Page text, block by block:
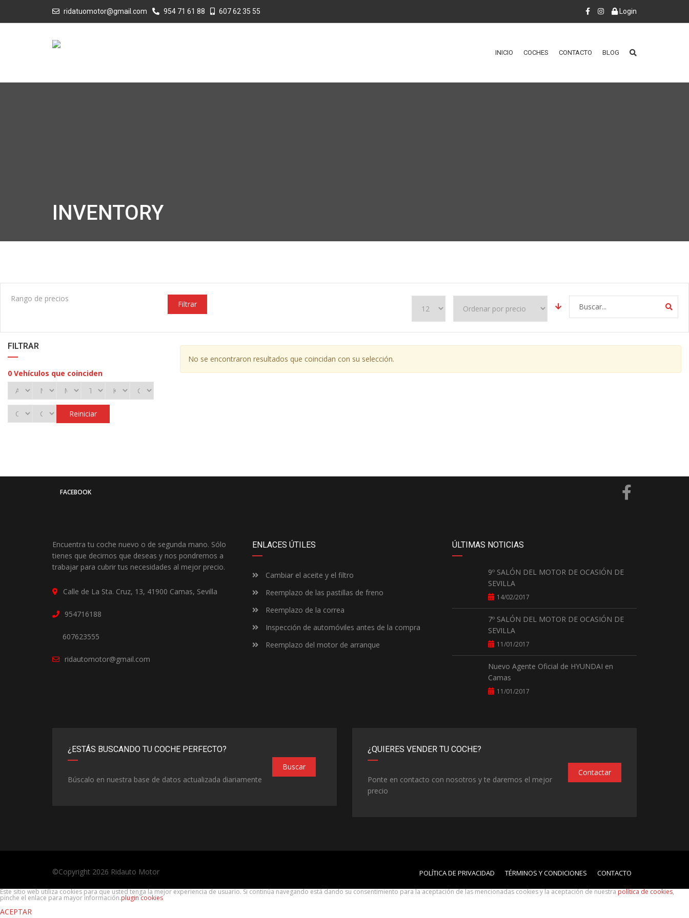
ridatuomotor@gmail.com 954 71 61 88 607 62 35 55 Login
INICIO COCHES CONTACTO BLOG
INVENTORY
Rango de precios
Filtrar
FILTRAR
0 Vehículos que coinciden
Reiniciar
No se encontraron resultados que coincidan con su selección.
FACEBOOK
Encuentra tu coche nuevo o de segunda mano. Sólo
tienes que decirnos que deseas y nos pondremos a
trabajar para cubrir tus necesidades al mejor precio.
Calle de La Sta. Cruz, 13, 41900 Camas, Sevilla
954716188
607623555
ridautomotor@gmail.com
ENLACES ÚTILES
Cambiar el aceite y el filtro
Reemplazo de las pastillas de freno
Reemplazo de la correa
Inspección de automóviles antes de la compra
Reemplazo del motor de arranque
ÚLTIMAS NOTICIAS
9º SALÓN DEL MOTOR DE OCASIÓN DE
SEVILLA
14/02/2017
7º SALÓN DEL MOTOR DE OCASIÓN DE
SEVILLA
11/01/2017
Nuevo Agente Oficial de HYUNDAI en
Camas
11/01/2017
¿ESTÁS BUSCANDO TU COCHE PERFECTO?
Búscalo en nuestra base de datos actualizada diariamente
Buscar
¿QUIERES VENDER TU COCHE?
Ponte en contacto con nosotros y te daremos el mejor
precio
Contactar
©Copyright 2026 Ridauto Motor POLÍTICA DE PRIVACIDAD TÉRMINOS Y CONDICIONES CONTACTO
Este sitio web utiliza cookies para que usted tenga la mejor experiencia de usuario. Si continúa navegando está dando su consentimiento para la aceptación de las mencionadas cookies y la aceptación de nuestrapolítica de cookies,
pinche el enlace para mayor información.plugin cookies
ACEPTAR